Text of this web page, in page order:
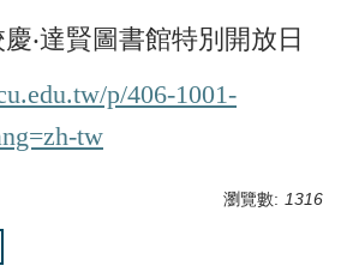
‧達賢圖書館特別開放日
p/406-1001-
tw
瀏覽數: 1316